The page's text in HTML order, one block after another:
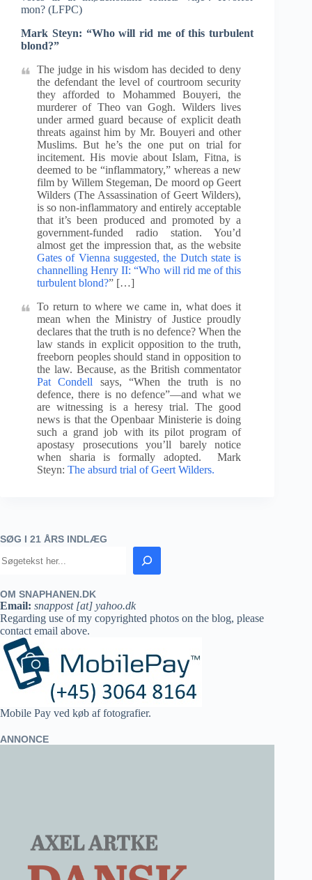
mon? (LFPC)
Mark Steyn: “Who will rid me of this turbulent
blond?”
The judge in his wisdom has decided to deny
the defendant the level of courtroom security
they afforded to Mohammed Bouyeri, the
murderer of Theo van Gogh. Wilders lives
under armed guard because of explicit death
threats against him by Mr. Bouyeri and other
Muslims. But he’s the one put on trial for
incitement. His movie about Islam, Fitna, is
deemed to be “inflammatory,” whereas a new
film by Willem Stegeman, De moord op Geert
Wilders (The Assassination of Geert Wilders),
is so non-inflammatory and entirely acceptable
that it’s been produced and promoted by a
government-funded radio station. You’d
almost get the impression that, as the website
Gates of Vienna suggested, the Dutch state is
channelling Henry II: “Who will rid me of this
turbulent blond?” […]
To return to where we came in, what does it
mean when the Ministry of Justice proudly
declares that the truth is no defence? When the
law stands in explicit opposition to the truth,
freeborn peoples should stand in opposition to
the law. Because, as the British commentator
Pat Condell says, “When the truth is no
defence, there is no defence”—and what we
are witnessing is a heresy trial. The good
news is that the Openbaar Ministerie is doing
such a grand job with its pilot program of
apostasy prosecutions you’ll barely notice
when sharia is formally adopted. Mark
Steyn: The absurd trial of Geert Wilders.
SØG I 21 ÅRS INDLÆG
OM SNAPHANEN.DK
Email: snappost [at] yahoo.dk
Regarding use of my copyrighted photos on the blog, please
contact email above.
Mobile Pay ved køb af fotografier.
ANNONCE